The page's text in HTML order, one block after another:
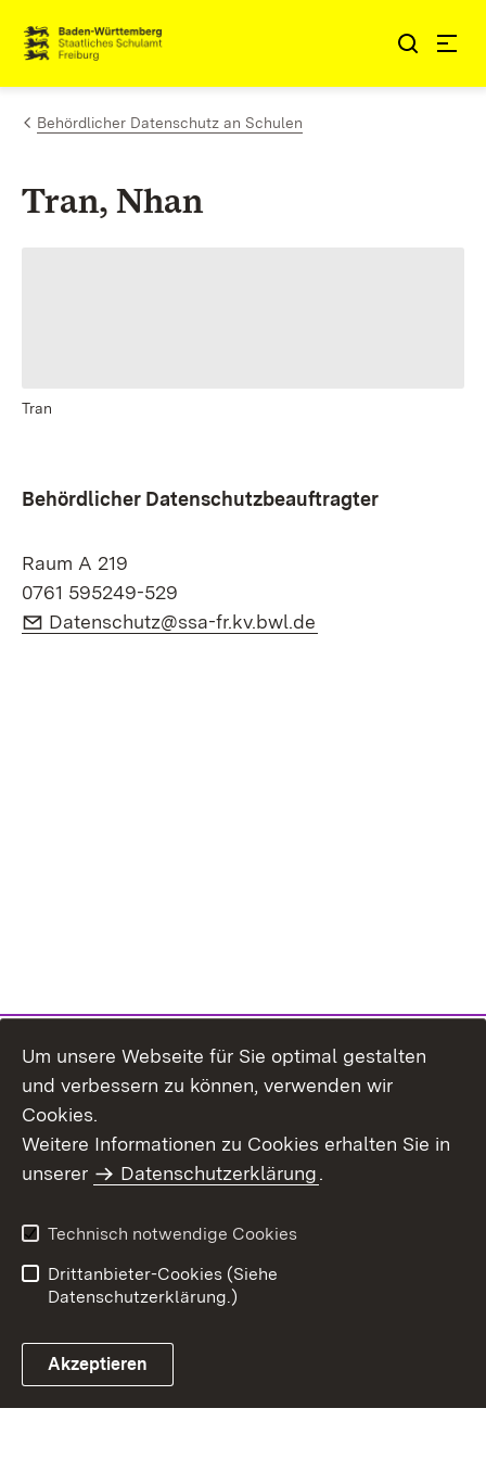
Zum Inhalt springen
Link zur Startseite
Behördlicher Datenschutz an Schulen
Tran, Nhan
Tran
Behördlicher Datenschutzbeauftragter
Raum A 219
0761 595249-529
E-Mail:
Datenschutz@ssa-fr.kv.bwl.de
Benutzungshinweise
Erklärung zur
Um unsere Webseite für Sie optimal gestalten
und verbessern zu können, verwenden wir
Cookies.
Weitere Informationen zu Cookies erhalten Sie in
unserer
Datenschutzerklärung.
Technisch notwendige Cookies
Drittanbieter-Cookies (Siehe
Datenschutzerklärung.)
Akzeptieren